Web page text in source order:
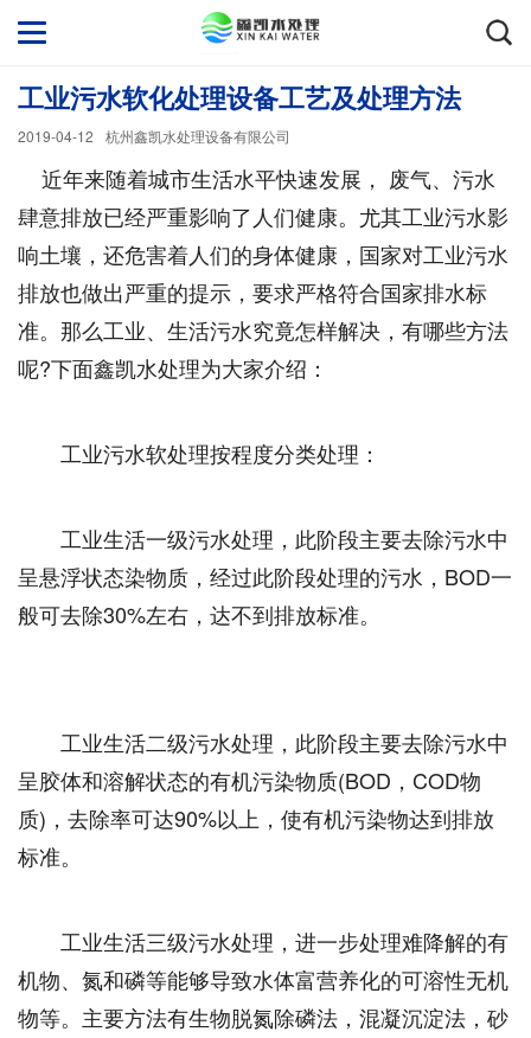
工业污水软化处理设备工艺及处理方法
2019-04-12 杭州鑫凯水处理设备有限公司
近年来随着城市生活水平快速发展， 废气、污水
肆意排放已经严重影响了人们健康。尤其工业污水影
响土壤，还危害着人们的身体健康，国家对工业污水
排放也做出严重的提示，要求严格符合国家排水标
准。那么工业、生活污水究竟怎样解决，有哪些方法
呢?下面鑫凯水处理为大家介绍：
工业污水软处理按程度分类处理：
工业生活一级污水处理，此阶段主要去除污水中
呈悬浮状态染物质，经过此阶段处理的污水，BOD一
般可去除30%左右，达不到排放标准。
工业生活二级污水处理，此阶段主要去除污水中
呈胶体和溶解状态的有机污染物质(BOD，COD物
质)，去除率可达90%以上，使有机污染物达到排放
标准。
工业生活三级污水处理，进一步处理难降解的有
机物、氮和磷等能够导致水体富营养化的可溶性无机
物等。主要方法有生物脱氮除磷法，混凝沉淀法，砂